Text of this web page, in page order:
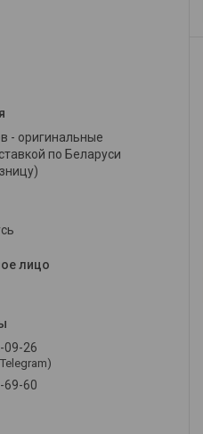
- оригинальные
по Беларуси
09-26
69-60